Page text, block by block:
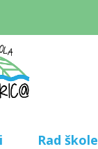
Rad škole